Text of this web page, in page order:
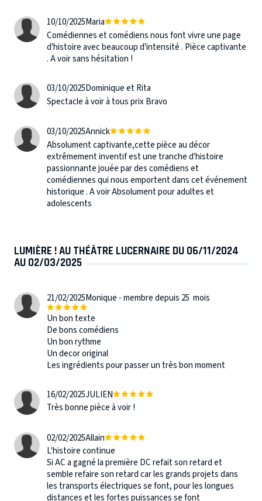
10/10/2025Maria
Comédiennes et comédiens nous font vivre une page
d’histoire avec beaucoup d’intensité . Pièce captivante
. A voir sans hésitation !
03/10/2025Dominique et Rita
Spectacle à voir à tous prix Bravo
03/10/2025Annick
Absolument captivante,cette pièce au décor
extrêmement inventif est une tranche d'histoire
passionnante jouée par des comédiens et
comédiennes qui nous emportent dans cet événement
historique . A voir Absolument pour adultes et
adolescents
LUMIÈRE ! AU THÉÂTRE LUCERNAIRE DU 06/11/2024
AU 02/03/2025
21/02/2025Monique - membre depuis 25 mois
Un bon texte
De bons comédiens
Un bon rythme
Un decor original
Les ingrédients pour passer un très bon moment
16/02/2025JULIEN
Très bonne pièce à voir !
02/02/2025Allain
L'histoire continue
Si AC a gagné la première DC refait son retard et
semble refaire son retard car les grands projets dans
les transports électriques se font, pour les longues
distances et les fortes puissances se font